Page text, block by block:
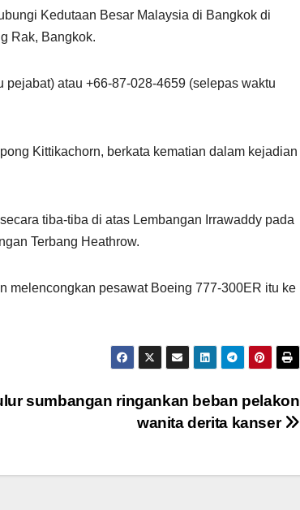
Kedutaan Besar Malaysia di Bangkok di
Rak, Bangkok.
atau +66-87-028-4659 (selepas waktu
Kittikachorn, berkata kematian dalam kejadian
tiba-tiba di atas Lembangan Irrawaddy pada
Terbang Heathrow.
melencongkan pesawat Boeing 777-300ER itu ke
sumbangan ringankan beban pelakon
wanita derita kanser